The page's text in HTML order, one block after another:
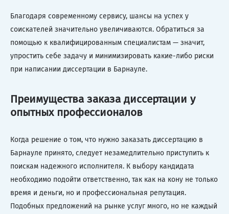
Благодаря современному сервису, шансы на успех у
соискателей значительно увеличиваются. Обратиться за
помощью к квалифицированным специалистам — значит,
упростить себе задачу и минимизировать какие-либо риски
при написании диссертации в Барнауле.
Преимущества заказа диссертации у
опытных профессионалов
Когда решение о том, что нужно заказать диссертацию в
Барнауле принято, следует незамедлительно приступить к
поискам надежного исполнителя. К выбору кандидата
необходимо подойти ответственно, так как на кону не только
время и деньги, но и профессиональная репутация.
Подобных предложений на рынке услуг много, но не каждый